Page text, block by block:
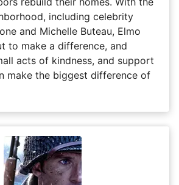
including celebrity
and Michelle Buteau, Elmo
to make a difference, and
acts of kindness, and support
make the biggest difference of